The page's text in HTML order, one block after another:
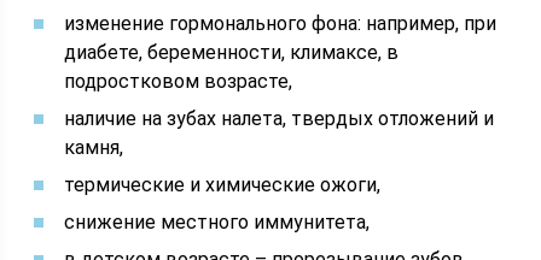
изменение гормонального фона: например, при
диабете, беременности, климаксе, в
подростковом возрасте,
наличие на зубах налета, твердых отложений и
камня,
термические и химические ожоги,
снижение местного иммунитета,